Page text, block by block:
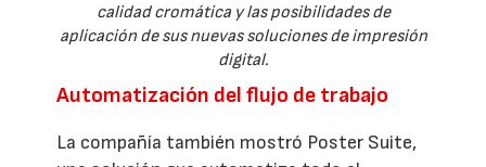
calidad cromática y las posibilidades de
aplicación de sus nuevas soluciones de impresión
digital.
Automatización del flujo de trabajo
La compañía también mostró Poster Suite,